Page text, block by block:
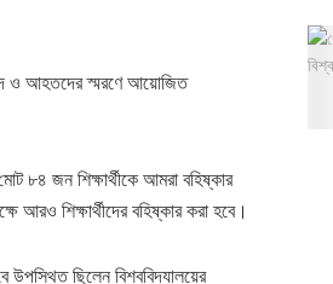
ও আহতদের স্মরণে আয়োজিত
৮৪ জন শিক্ষার্থীকে আমরা বহিষ্কার
আরও শিক্ষার্থীদের বহিষ্কার করা হবে।
উপস্থিত ছিলেন বিশ্ববিদ্যালয়ের